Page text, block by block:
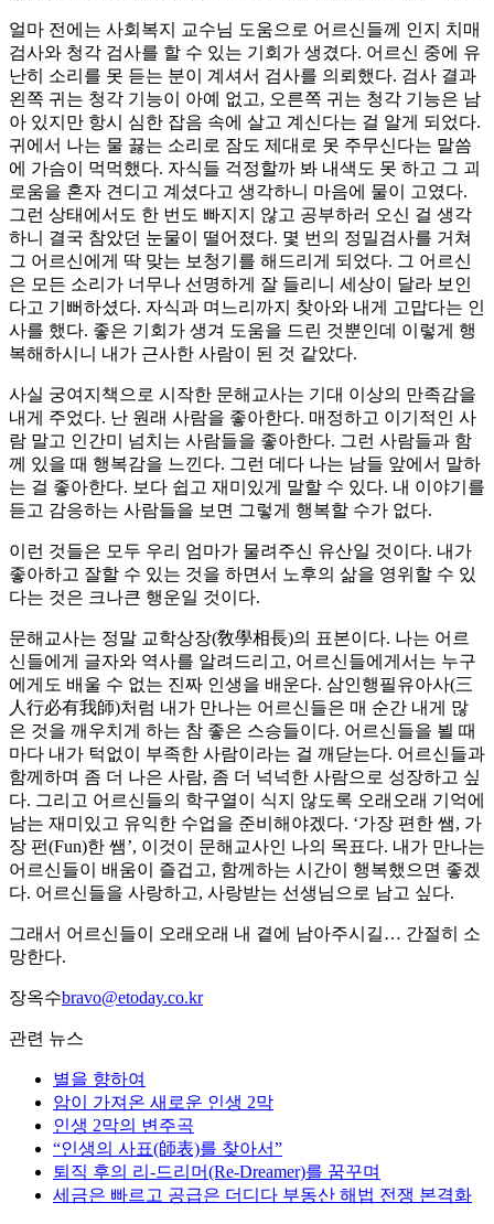
얼마 전에는 사회복지 교수님 도움으로 어르신들께 인지 치매
검사와 청각 검사를 할 수 있는 기회가 생겼다. 어르신 중에 유
난히 소리를 못 듣는 분이 계셔서 검사를 의뢰했다. 검사 결과
왼쪽 귀는 청각 기능이 아예 없고, 오른쪽 귀는 청각 기능은 남
아 있지만 항시 심한 잡음 속에 살고 계신다는 걸 알게 되었다.
귀에서 나는 물 끓는 소리로 잠도 제대로 못 주무신다는 말씀
에 가슴이 먹먹했다. 자식들 걱정할까 봐 내색도 못 하고 그 괴
로움을 혼자 견디고 계셨다고 생각하니 마음에 물이 고였다.
그런 상태에서도 한 번도 빠지지 않고 공부하러 오신 걸 생각
하니 결국 참았던 눈물이 떨어졌다. 몇 번의 정밀검사를 거쳐
그 어르신에게 딱 맞는 보청기를 해드리게 되었다. 그 어르신
은 모든 소리가 너무나 선명하게 잘 들리니 세상이 달라 보인
다고 기뻐하셨다. 자식과 며느리까지 찾아와 내게 고맙다는 인
사를 했다. 좋은 기회가 생겨 도움을 드린 것뿐인데 이렇게 행
복해하시니 내가 근사한 사람이 된 것 같았다.
사실 궁여지책으로 시작한 문해교사는 기대 이상의 만족감을
내게 주었다. 난 원래 사람을 좋아한다. 매정하고 이기적인 사
람 말고 인간미 넘치는 사람들을 좋아한다. 그런 사람들과 함
께 있을 때 행복감을 느낀다. 그런 데다 나는 남들 앞에서 말하
는 걸 좋아한다. 보다 쉽고 재미있게 말할 수 있다. 내 이야기를
듣고 감응하는 사람들을 보면 그렇게 행복할 수가 없다.
이런 것들은 모두 우리 엄마가 물려주신 유산일 것이다. 내가
좋아하고 잘할 수 있는 것을 하면서 노후의 삶을 영위할 수 있
다는 것은 크나큰 행운일 것이다.
문해교사는 정말 교학상장(敎學相長)의 표본이다. 나는 어르
신들에게 글자와 역사를 알려드리고, 어르신들에게서는 누구
에게도 배울 수 없는 진짜 인생을 배운다. 삼인행필유아사(三
人行必有我師)처럼 내가 만나는 어르신들은 매 순간 내게 많
은 것을 깨우치게 하는 참 좋은 스승들이다. 어르신들을 뵐 때
마다 내가 턱없이 부족한 사람이라는 걸 깨닫는다. 어르신들과
함께하며 좀 더 나은 사람, 좀 더 넉넉한 사람으로 성장하고 싶
다. 그리고 어르신들의 학구열이 식지 않도록 오래오래 기억에
남는 재미있고 유익한 수업을 준비해야겠다. ‘가장 편한 쌤, 가
장 펀(Fun)한 쌤’, 이것이 문해교사인 나의 목표다. 내가 만나는
어르신들이 배움이 즐겁고, 함께하는 시간이 행복했으면 좋겠
다. 어르신들을 사랑하고, 사랑받는 선생님으로 남고 싶다.
그래서 어르신들이 오래오래 내 곁에 남아주시길… 간절히 소
망한다.
장옥수bravo@etoday.co.kr
관련 뉴스
별을 향하여
암이 가져온 새로운 인생 2막
인생 2막의 변주곡
“인생의 사표(師表)를 찾아서”
퇴직 후의 리-드리머(Re-Dreamer)를 꿈꾸며
세금은 빠르고 공급은 더디다 부동산 해법 전쟁 본격화